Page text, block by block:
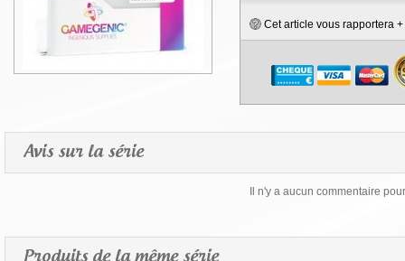
Cet article vous rapportera +
Avis sur la série
Il n'y a aucun commentaire
Produits de la même série